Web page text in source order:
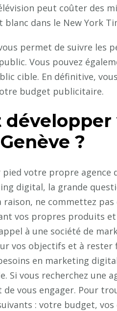
peut coûter des
blanc dans le New York
permet de suivre les
Vous pouvez
cible. En définitive,
budget publicitaire.
?
votre propre agence
digital, la grande
raison, ne commettez
vos propres produits
à une société de
vos objectifs et à rester
en marketing
Si vous recherchez une
de vous engager. Pour
: votre budget,